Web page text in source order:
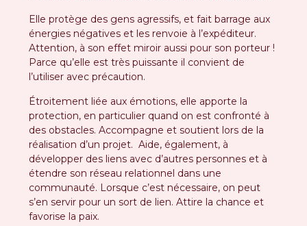
Elle protège des gens agressifs, et fait barrage aux
énergies négatives et les renvoie à l’expéditeur.
Attention, à son effet miroir aussi pour son porteur !
Parce qu’elle est très puissante il convient de
l’utiliser avec précaution.
Étroitement liée aux émotions, elle apporte la
protection, en particulier quand on est confronté à
des obstacles. Accompagne et soutient lors de la
réalisation d’un projet. Aide, également, à
développer des liens avec d’autres personnes et à
étendre son réseau relationnel dans une
communauté. Lorsque c’est nécessaire, on peut
s’en servir pour un sort de lien. Attire la chance et
favorise la paix.